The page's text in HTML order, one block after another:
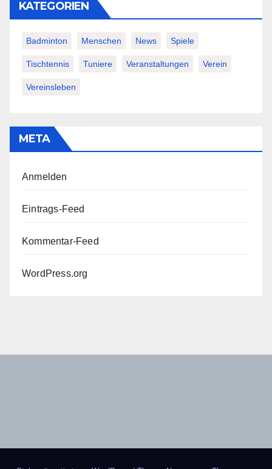
KATEGORIEN
Badminton Menschen News Spiele
Tischtennis Tuniere Veranstaltungen Verein
Vereinsleben
META
Anmelden
Eintrags-Feed
Kommentar-Feed
WordPress.org